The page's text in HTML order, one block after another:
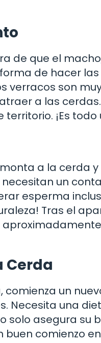
de que el
de hacer
verracos son
a las cerdas.
¡Es
a la cerda
un
esperma
Tras el
Cerda
un
Necesita una
solo asegura su
comienzo